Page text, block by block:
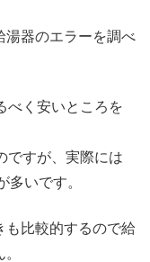
湯器のエラーを調べ
べく安いところを
ですが、実際には
多いです。
も比較的するので給